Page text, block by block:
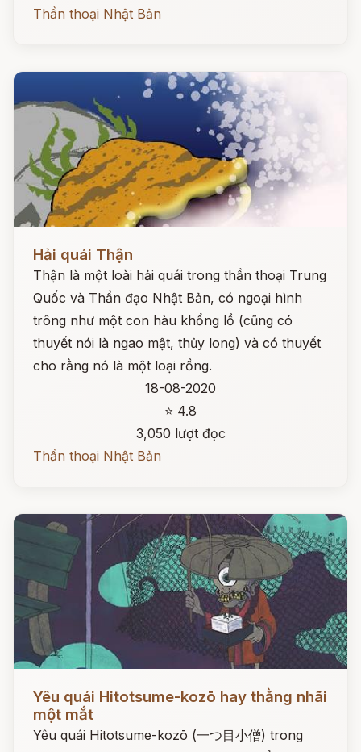
Thần thoại Nhật Bản
Hải quái Thận
Thận là một loài hải quái trong thần thoại Trung
Quốc và Thần đạo Nhật Bản, có ngoại hình
trông như một con hàu khổng lồ (cũng có
thuyết nói là ngao mật, thủy long) và có thuyết
cho rằng nó là một loại rồng.
18-08-2020
⭐ 4.8
3,050 lượt đọc
Thần thoại Nhật Bản
Yêu quái Hitotsume-kozō hay thằng nhãi
một mắt
Yêu quái Hitotsume-kozō (一つ目小僧) trong